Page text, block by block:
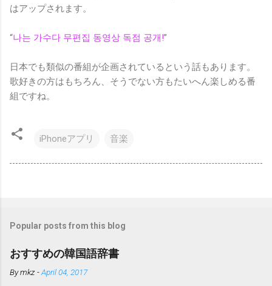
はアップされます。
“나는 가수다 무편집 동영상 독점 공개!”
日本でも類似の番組が企画されているという話もあります。
歌好きの方はもちろん、そうでない方もたいへん楽しめる番
組ですね。
iPhoneアプリ 音楽
Popular posts from this blog
おすすめの韓国語辞書
Bymkz -April 04, 2017